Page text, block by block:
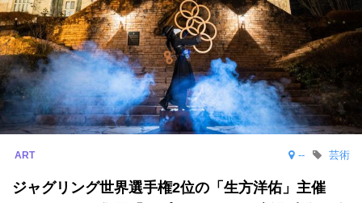
-- 芸術
ジャグリング世界選手権2位の「生方洋佑」主催